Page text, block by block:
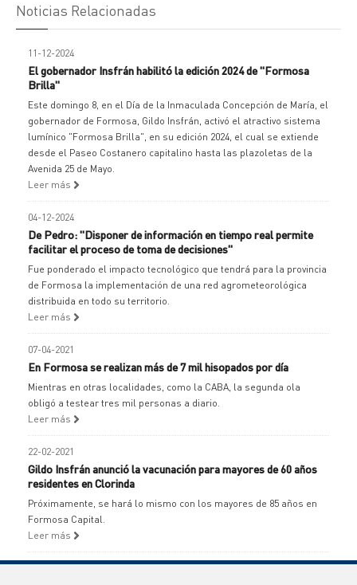
Noticias Relacionadas
11-12-2024
El gobernador Insfrán habilitó la edición 2024 de "Formosa
Brilla"
Este domingo 8, en el Día de la Inmaculada Concepción de María, el
gobernador de Formosa, Gildo Insfrán, activó el atractivo sistema
lumínico "Formosa Brilla", en su edición 2024, el cual se extiende
desde el Paseo Costanero capitalino hasta las plazoletas de la
Avenida 25 de Mayo.
Leer más
04-12-2024
De Pedro: "Disponer de información en tiempo real permite
facilitar el proceso de toma de decisiones"
Fue ponderado el impacto tecnológico que tendrá para la provincia
de Formosa la implementación de una red agrometeorológica
distribuida en todo su territorio.
Leer más
07-04-2021
En Formosa se realizan más de 7 mil hisopados por día
Mientras en otras localidades, como la CABA, la segunda ola
obligó a testear tres mil personas a diario.
Leer más
22-02-2021
Gildo Insfrán anunció la vacunación para mayores de 60 años
residentes en Clorinda
Próximamente, se hará lo mismo con los mayores de 85 años en
Formosa Capital.
Leer más